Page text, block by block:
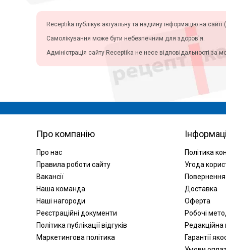
Receptika публікує актуальну та надійну інформацію на
Самолікування може бути небезпечним для здоров'я.
Адміністрація сайту Receptika не несе відповідальності за
Про компанію
Про нас
Правила роботи сайту
Вакансії
Наша команда
Наші нагороди
Реєстраційні документи
Політика публікації відгуків
Маркетингова політика
Політика
Угода
Повернення
Доставка
Оферта
Робочі
Редакційна
Гарантії